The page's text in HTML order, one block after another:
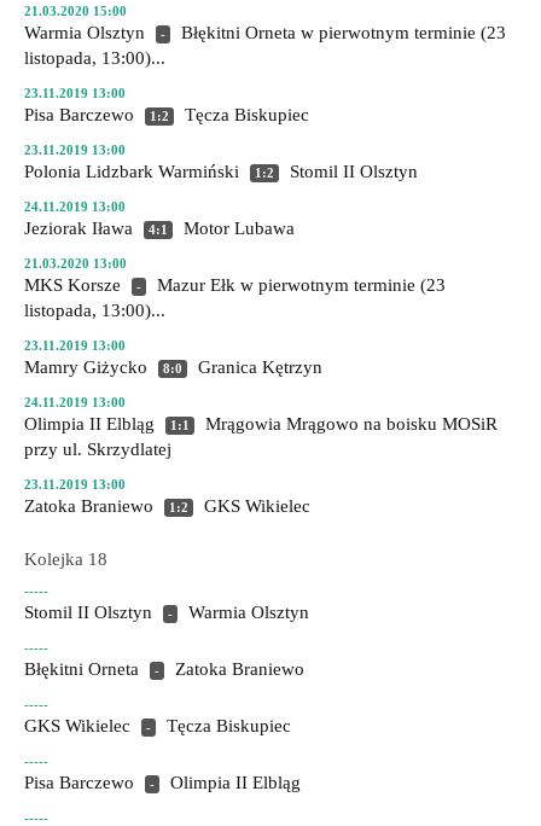
21.03.2020 15:00
Warmia Olsztyn - Błękitni Orneta w pierwotnym terminie (23
listopada, 13:00)...
23.11.2019 13:00
Pisa Barczewo 1:2 Tęcza Biskupiec
23.11.2019 13:00
Polonia Lidzbark Warmiński 1:2 Stomil II Olsztyn
24.11.2019 13:00
Jeziorak Iława 4:1 Motor Lubawa
21.03.2020 13:00
MKS Korsze - Mazur Ełk w pierwotnym terminie (23
listopada, 13:00)...
23.11.2019 13:00
Mamry Giżycko 8:0 Granica Kętrzyn
24.11.2019 13:00
Olimpia II Elbląg 1:1 Mrągowia Mrągowo na boisku MOSiR
przy ul. Skrzydlatej
23.11.2019 13:00
Zatoka Braniewo 1:2 GKS Wikielec
Kolejka 18
-----
Stomil II Olsztyn - Warmia Olsztyn
-----
Błękitni Orneta - Zatoka Braniewo
-----
GKS Wikielec - Tęcza Biskupiec
-----
Pisa Barczewo - Olimpia II Elbląg
-----